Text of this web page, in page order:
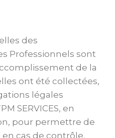
des
Professionnels sont
de la
ont été collectées,
légales
SERVICES, en
pour permettre de
cas de contrôle.